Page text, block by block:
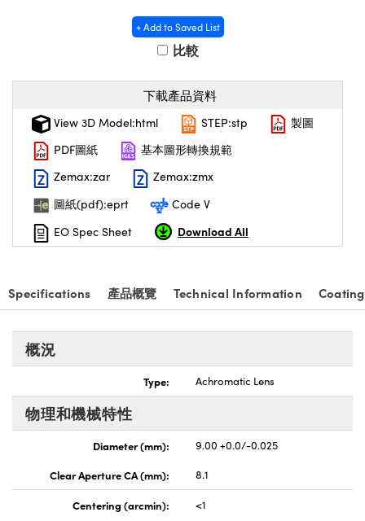
Components | SCHOTT 光學
(UFI)
+ Add to Saved List
比較
下載產品資料
View 3D Model:html STEP:stp
製圖
PDF圖紙
基本圖形轉換規範
Zemax:zar
Zemax:zmx
圖紙(pdf):eprt
Code V
EO Spec Sheet
Download All
Specifications 產品概覽 Technical Information
概況
Type: Achromatic Lens
物理和機械特性
Diameter (mm):
9.00 +0.0/-0.025
Clear Aperture CA (mm):
8.1
Centering (arcmin):
<1